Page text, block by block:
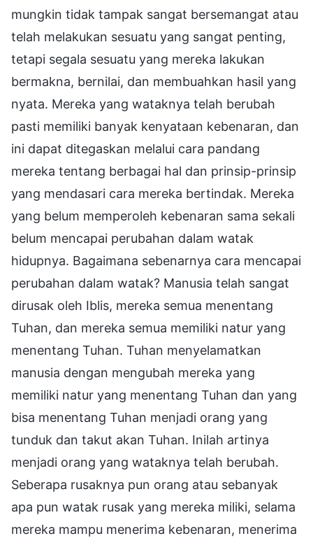
mungkin tidak tampak sangat bersemangat atau
telah melakukan sesuatu yang sangat penting,
tetapi segala sesuatu yang mereka lakukan
bermakna, bernilai, dan membuahkan hasil yang
nyata. Mereka yang wataknya telah berubah
pasti memiliki banyak kenyataan kebenaran, dan
ini dapat ditegaskan melalui cara pandang
mereka tentang berbagai hal dan prinsip-prinsip
yang mendasari cara mereka bertindak. Mereka
yang belum memperoleh kebenaran sama sekali
belum mencapai perubahan dalam watak
hidupnya. Bagaimana sebenarnya cara mencapai
perubahan dalam watak? Manusia telah sangat
dirusak oleh Iblis, mereka semua menentang
Tuhan, dan mereka semua memiliki natur yang
menentang Tuhan. Tuhan menyelamatkan
manusia dengan mengubah mereka yang
memiliki natur yang menentang Tuhan dan yang
bisa menentang Tuhan menjadi orang yang
tunduk dan takut akan Tuhan. Inilah artinya
menjadi orang yang wataknya telah berubah.
Seberapa rusaknya pun orang atau sebanyak
apa pun watak rusak yang mereka miliki, selama
mereka mampu menerima kebenaran, menerima